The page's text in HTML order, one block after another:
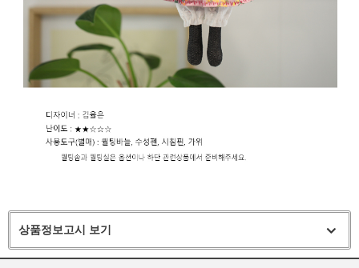
상품정보고시 보기